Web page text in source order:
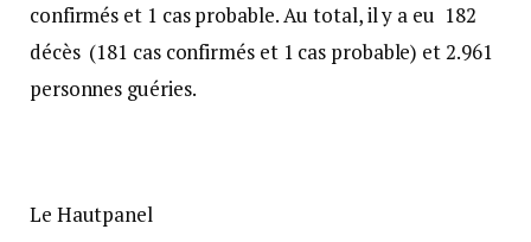
confirmés et 1 cas probable. Au total, il y a eu 182
décès (181 cas confirmés et 1 cas probable) et 2.961
personnes guéries.
Le Hautpanel